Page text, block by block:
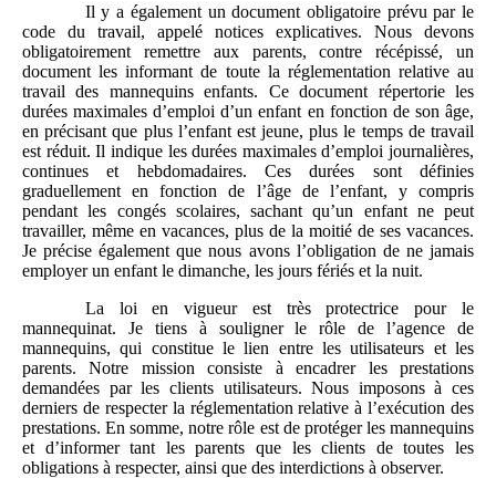
Il y a également un document obligatoire prévu par le
code du travail, appelé notices explicatives. Nous devons
obligatoirement remettre aux parents, contre récépissé, un
document les informant de toute la réglementation relative au
travail des mannequins enfants. Ce document répertorie les
durées maximales d’emploi d’un enfant en fonction de son âge,
en précisant que plus l’enfant est jeune, plus le temps de travail
est réduit. Il indique les durées maximales d’emploi journalières,
continues et hebdomadaires. Ces durées sont définies
graduellement en fonction de l’âge de l’enfant, y compris
pendant les congés scolaires, sachant qu’un enfant ne peut
travailler, même en vacances, plus de la moitié de ses vacances.
Je précise également que nous avons l’obligation de ne jamais
employer un enfant le dimanche, les jours fériés et la nuit.
La loi en vigueur est très protectrice pour le
mannequinat. Je tiens à souligner le rôle de l’agence de
mannequins, qui constitue le lien entre les utilisateurs et les
parents. Notre mission consiste à encadrer les prestations
demandées par les clients utilisateurs. Nous imposons à ces
derniers de respecter la réglementation relative à l’exécution des
prestations. En somme, notre rôle est de protéger les mannequins
et d’informer tant les parents que les clients de toutes les
obligations à respecter, ainsi que des interdictions à observer.